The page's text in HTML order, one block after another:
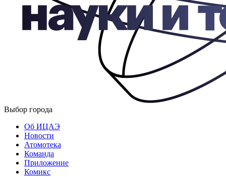
Выбор города
Об ИЦАЭ
Новости
Атомотека
Команда
Приложение
Комикс